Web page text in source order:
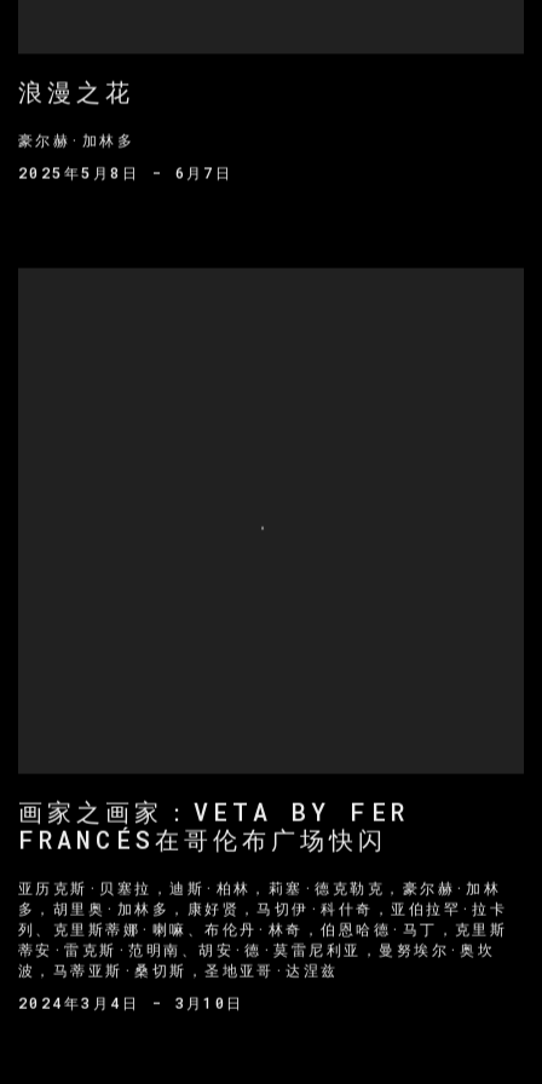
浪漫之花
豪尔赫·加林多
2025年5月8日 - 6月7日
画家之画家：VETA BY FER
FRANCÉS在哥伦布广场快闪
亚历克斯·贝塞拉，迪斯·柏林，莉塞·德克勒克，豪尔赫·加林
多，胡里奥·加林多，康好贤，马切伊·科什奇，亚伯拉罕·拉卡
列、克里斯蒂娜·喇嘛、布伦丹·林奇，伯恩哈德·马丁，克里斯
蒂安·雷克斯·范明南、胡安·德·莫雷尼利亚，曼努埃尔·奥坎
波，马蒂亚斯·桑切斯，圣地亚哥·达涅兹
2024年3月4日 - 3月10日